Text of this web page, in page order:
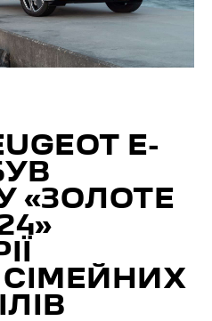
E-
«ЗОЛОТЕ